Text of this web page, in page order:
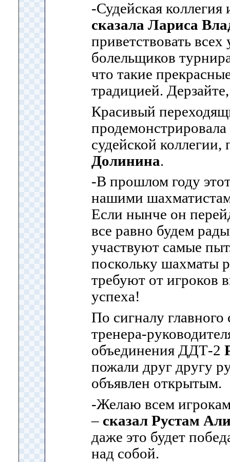
-Судейская
сказала Лариса
приветствовать всех
болельщиков
что такие
традицией.
Красивый
судейской
Долинина.
-В прошлом году
нашими
Если нынче он
все равно будем
участвуют самые
поскольку шахматы
требуют от игроков
успеха!
По сигналу
тренера-
объединения ДДТ-2
пожали друг другу
объявлен открытым.
-Желаю всем
– сказал Рустам
даже это будет
над собой.